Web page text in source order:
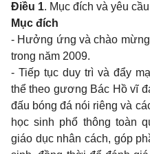
Điều 1. Mục đích và yêu cầu
Mục đích
- Hưởng ứng và chào
trong năm 2009.
- Tiếp tục duy trì và đẩy
thể theo gương Bác Hồ vĩ
đấu bóng đá nói riêng và
học sinh phổ thông toàn
giáo dục nhân cách, góp